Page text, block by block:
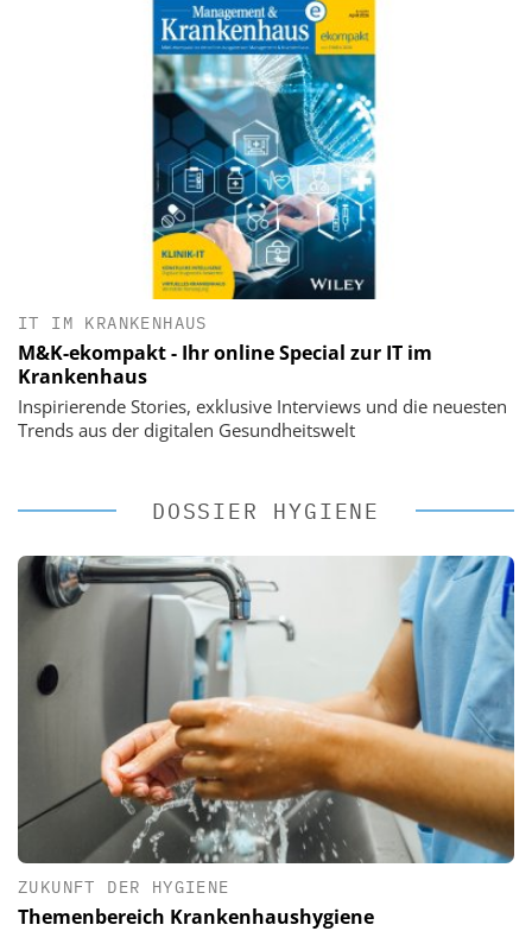
IT IM KRANKENHAUS
M&K-ekompakt - Ihr online Special zur IT im
Krankenhaus
Inspirierende Stories, exklusive Interviews und die neuesten
Trends aus der digitalen Gesundheitswelt
DOSSIER HYGIENE
ZUKUNFT DER HYGIENE
Themenbereich Krankenhaushygiene